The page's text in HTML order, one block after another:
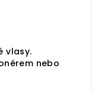
vlasy.
nebo